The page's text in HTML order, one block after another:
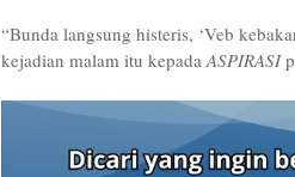
“Bunda langsung histeris, ‘Veb
kejadian malam itu kepadaASPIRASI